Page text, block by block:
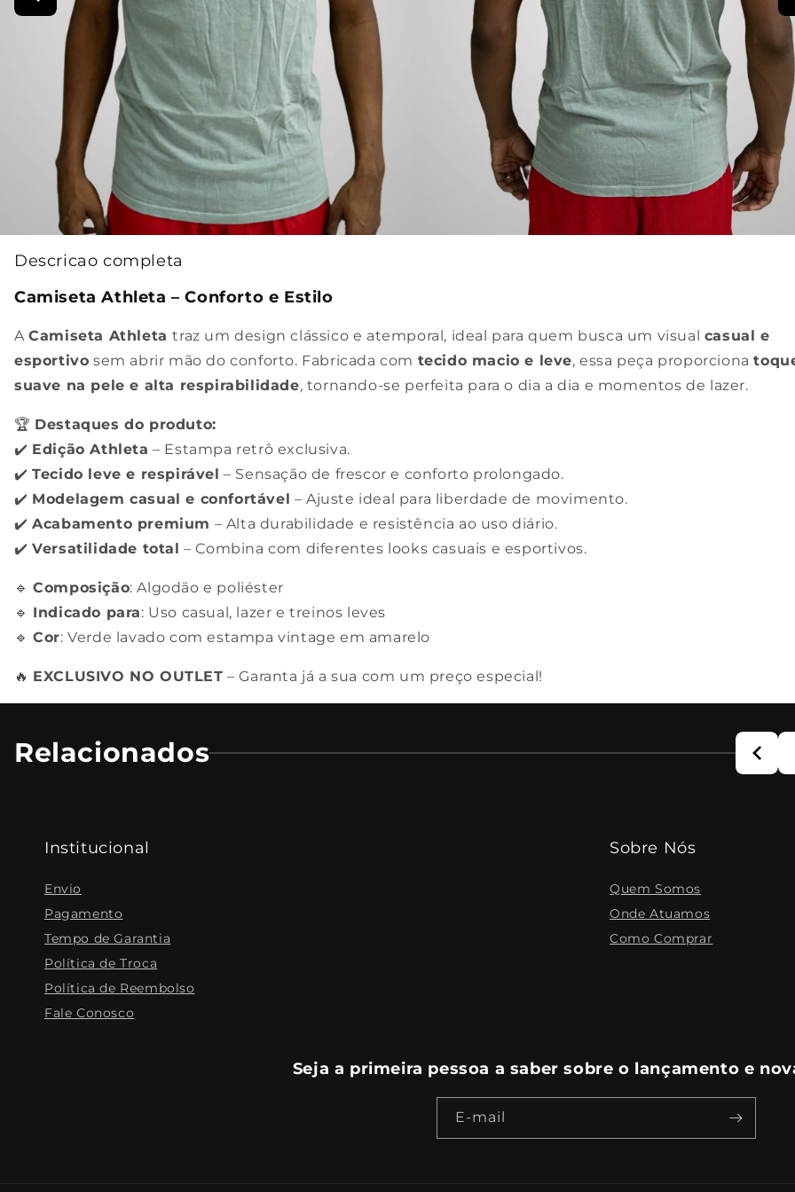
Descricao completa
Camiseta Athleta – Conforto e Estilo
ACamiseta Athletatraz um design clássico e atemporal, ideal para quem busca um visual casual e
esportivo sem abrir mão do conforto. Fabricada com tecido macio e leve, essa peça proporciona
suave na pele e alta respirabilidade, tornando-se perfeita para o dia a dia e momentos de lazer.
🏆 Destaques do produto:
✔️ Edição Athleta – Estampa retrô exclusiva.
✔️Tecido leve e respirável – Sensação de frescor e conforto prolongado.
✔️ Modelagem casual e confortável – Ajuste ideal para liberdade de movimento.
✔️Acabamento premium – Alta durabilidade e resistência ao uso diário.
✔️Versatilidade total – Combina com diferentes looks casuais e esportivos.
🔹Composição: Algodão e poliéster
🔹 Indicado para: Uso casual, lazer e treinos leves
🔹Cor: Verde lavado com estampa vintage em amarelo
🔥 EXCLUSIVO NO OUTLET – Garanta já a sua com um preço especial!
Relacionados
Institucional
Envio
Pagamento
Tempo de Garantia
Política de Troca
Política de Reembolso
Fale Conosco
Sobre Nós
Quem Somos
Onde Atuamos
Como Comprar
Seja a primeira pessoa a saber sobre o lançamento e
E-mail